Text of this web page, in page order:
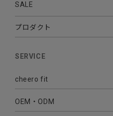
SALE
プロダクト
AUDIO
CABLE CHARGER
Sleepion
SERVICE
cheero fit
- Sleepion3
OEM・ODM